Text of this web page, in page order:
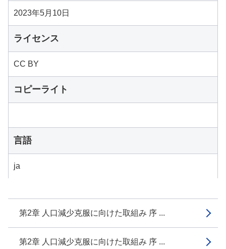
第2章 人口減少克服に向けた取組み 序 ...
第2章 人口減少克服に向けた取組み 序 ...
2023年5月10日
ライセンス
CC BY
コピーライト
言語
ja